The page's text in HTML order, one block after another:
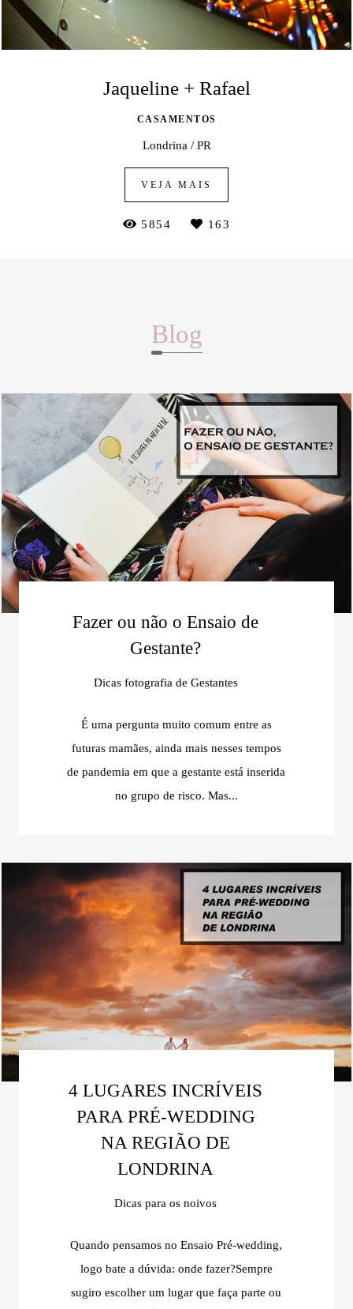
Jaqueline + Rafael
CASAMENTOS
Londrina / PR
VEJA MAIS
5854 163
Blog
Fazer ou não o Ensaio de
Gestante?
Dicas fotografia de Gestantes
É uma pergunta muito comum entre as
futuras mamães, ainda mais nesses tempos
de pandemia em que a gestante está inserida
no grupo de risco. Mas...
4 LUGARES INCRÍVEIS
PARA PRÉ-WEDDING
NA REGIÃO DE
LONDRINA
Dicas para os noivos
Quando pensamos no Ensaio Pré-wedding,
logo bate a dúvida: onde fazer?Sempre
sugiro escolher um lugar que faça parte ou